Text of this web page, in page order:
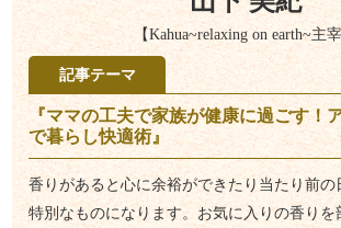
【Kahua~relaxing on earth~主
記事テーマ
『ママの工夫で家族が健康に過ごす！
で暮らし快適術』
香りがあると心に余裕ができたり当たり前
特別なものになります。お気に入りの香り